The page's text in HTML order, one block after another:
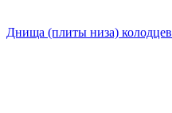
Днища (плиты низа) колодцев